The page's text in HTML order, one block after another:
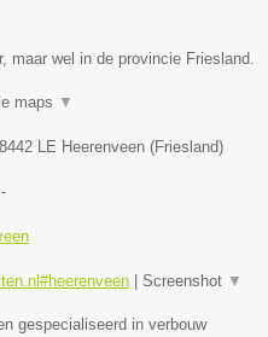
maar wel in de provincie Friesland.
maps ▼
8442 LE Heerenveen (Friesland)
-
Screenshot ▼
gespecialiseerd in verbouw